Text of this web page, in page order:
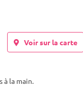
Voir sur la carte
à la main.